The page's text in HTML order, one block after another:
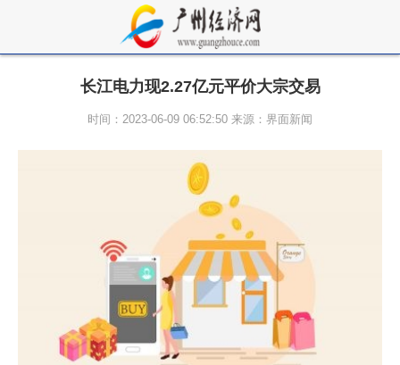
长江电力现2.27亿元平价大宗交易
时间：2023-06-09 06:52:50 来源：界面新闻